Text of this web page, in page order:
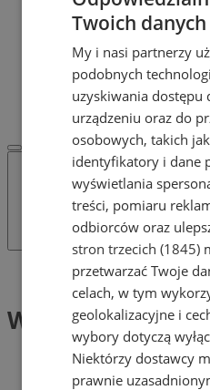
Dodaj
POLECAMY
Protocol IT
Pracuj.pl -
REKLAMA
WSPÓŁPRACA
Tag: Wzorowe miasto
Wzorowe miasto
Twoich danych
My i nasi partnerzy
podobnych
uzyskiwania
urządzeniu oraz do
osobowych, takich
identyfikatory i dane
wyświetlania
treści, pomiaru
odbiorców oraz
stron trzecich (1845)
przetwarzać Twoje
celach, w tym
geolokalizacyjne i
wybory dotyczą
Niektórzy dostawcy
prawnie